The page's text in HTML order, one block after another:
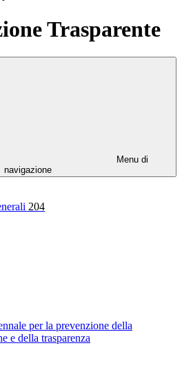
Trasparente
Menu di
navigazione
204
per la prevenzione della
e della trasparenza